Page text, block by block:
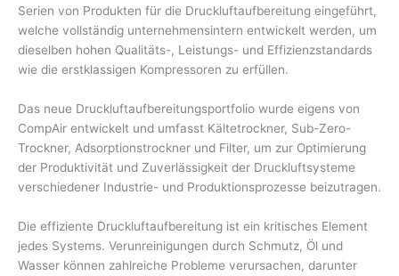
Serien von Produkten für die Druckluftaufbereitung eingeführt,
welche vollständig unternehmensintern entwickelt werden, um
dieselben hohen Qualitäts-, Leistungs- und Effizienzstandards
wie die erstklassigen Kompressoren zu erfüllen.
Das neue Druckluftaufbereitungsportfolio wurde eigens von
CompAir entwickelt und umfasst Kältetrockner, Sub-Zero-
Trockner, Adsorptionstrockner und Filter, um zur Optimierung
der Produktivität und Zuverlässigkeit der Druckluftsysteme
verschiedener Industrie- und Produktionsprozesse beizutragen.
Die effiziente Druckluftaufbereitung ist ein kritisches Element
jedes Systems. Verunreinigungen durch Schmutz, Öl und
Wasser können zahlreiche Probleme verursachen, darunter